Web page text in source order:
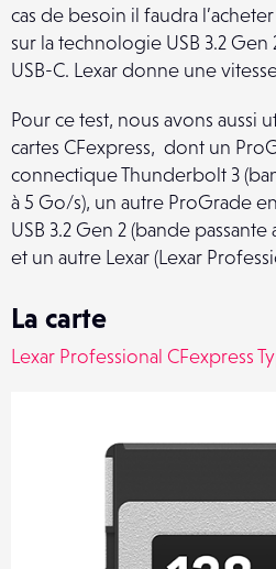
cas de besoin il faudra
sur la technologie USB 3.2
USB-C. Lexar donne une
Pour ce test, nous avons aussi
cartes CFexpress, dont un
connectique Thunderbolt 3
à 5 Go/s), un autre ProGrade
USB 3.2 Gen 2 (bande
et un autre Lexar (Lexar
La carte
Lexar Professional CFexpress